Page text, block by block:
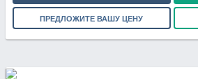
ПРЕДЛОЖИТЕ ВАШУ ЦЕНУ